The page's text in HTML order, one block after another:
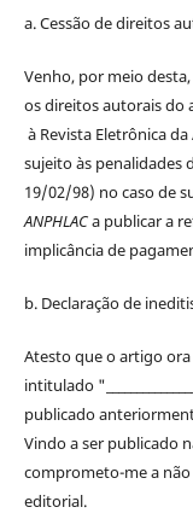
a. Cessão dedireitos
Venho, por meio
osdireitosautoraisdo
à Revista Eletrônica da
sujeito às penalidades
19/02/98) no caso de
ANPHLACa publicar a
implicância de
b. Declaração de
Atesto que o artigo
intitulado
publicado
Vindo a ser publicado
comprometo-me a
editorial.